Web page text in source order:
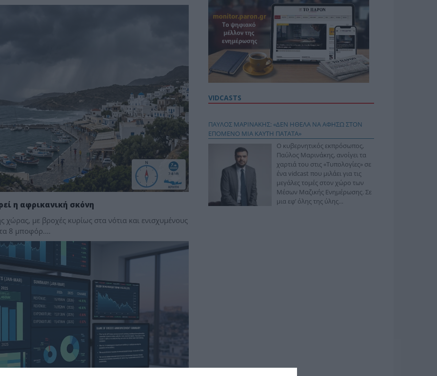
η αφρικανική σκόνη
χώρας, με βροχές κυρίως στα νότια και ενισχυμένους
8 μποφόρ.…
VIDCASTS
ΠΑΥΛΟΣ ΜΑΡΙΝΑΚΗΣ: «ΔΕΝ ΗΘΕΛΑ ΝΑ ΑΦΗΣΩ ΣΤΟΝ
ΕΠΟΜΕΝΟ ΜΙΑ ΚΑΥΤΗ ΠΑΤΑΤΑ»
Ο κυβερνητικός εκπρόσωπος,
Παύλος Μαρινάκης, ανοίγει τα
χαρτιά του στις «Τυπολογίες» σε
ένα vidcast που μιλάει για τις
μεγάλες τομές στον χώρο των
Μέσων Μαζικής Ενημέρωσης. Σε
μια εφ’ όλης της ύλης